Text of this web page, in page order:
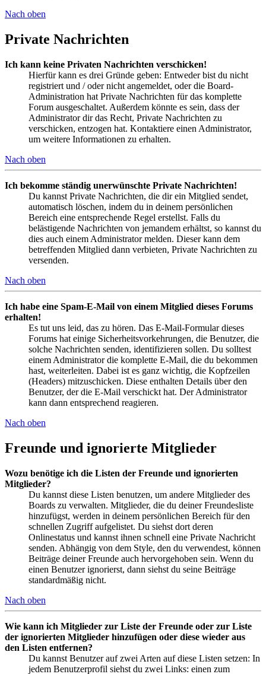
Nach oben
Private Nachrichten
Ich kann keine Privaten Nachrichten verschicken!
Hierfür kann es drei Gründe geben: Entweder bist du nicht
registriert und / oder nicht angemeldet, oder die Board-
Administration hat Private Nachrichten für das komplette
Forum ausgeschaltet. Außerdem könnte es sein, dass der
Administrator dir das Recht, Private Nachrichten zu
verschicken, entzogen hat. Kontaktiere einen Administrator,
um weitere Informationen zu erhalten.
Nach oben
Ich bekomme ständig unerwünschte Private Nachrichten!
Du kannst Private Nachrichten, die dir ein Mitglied sendet,
automatisch löschen, indem du in deinem persönlichen
Bereich eine entsprechende Regel erstellst. Falls du
belästigende Nachrichten von jemandem erhältst, so kannst du
dies auch einem Administrator melden. Dieser kann dem
betreffenden Mitglied dann verbieten, Private Nachrichten zu
versenden.
Nach oben
Ich habe eine Spam-E-Mail von einem Mitglied dieses Forums
erhalten!
Es tut uns leid, das zu hören. Das E-Mail-Formular dieses
Forums hat einige Sicherheitsvorkehrungen, die Benutzer, die
solche Nachrichten senden, identifizieren sollen. Du solltest
einem Administrator die komplette E-Mail, die du bekommen
hast, weiterleiten. Dabei ist es ganz wichtig, die Kopfzeilen
(Headers) mitzuschicken. Diese enthalten Details über den
Benutzer, der die E-Mail verschickt hat. Der Administrator
kann dann entsprechend reagieren.
Nach oben
Freunde und ignorierte Mitglieder
Wozu benötige ich die Listen der Freunde und ignorierten
Mitglieder?
Du kannst diese Listen benutzen, um andere Mitglieder des
Boards zu verwalten. Mitglieder, die du deiner Freundesliste
hinzufügst, werden in deinem persönlichen Bereich für den
schnellen Zugriff aufgelistet. Du siehst dort deren
Onlinestatus und kannst ihnen schnell eine Private Nachricht
senden. Abhängig von dem Style, den du verwendest, können
Beiträge deiner Freunde auch hervorgehoben sein. Wenn du
einen Benutzer ignorierst, dann siehst du seine Beiträge
standardmäßig nicht.
Nach oben
Wie kann ich Mitglieder zur Liste der Freunde oder zur Liste
der ignorierten Mitglieder hinzufügen oder diese wieder aus
den Listen entfernen?
Du kannst Benutzer auf zwei Arten auf diese Listen setzen: In
jedem Benutzerprofil siehst du zwei Links: einen zum